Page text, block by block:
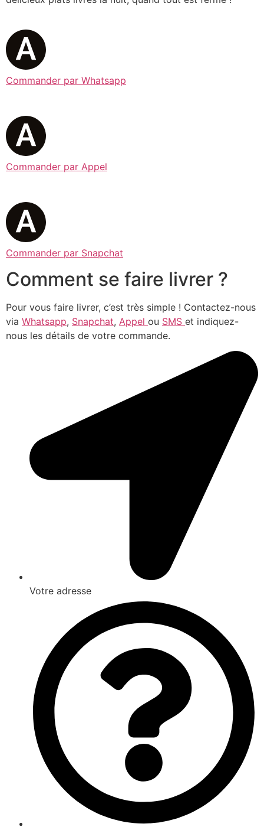
Commander par Whatsapp
Commander par Appel
Commander par Snapchat
Comment se faire livrer ?
Pour vous faire livrer, c’est très simple ! Contactez-nous
via Whatsapp, Snapchat, Appel ou SMS et indiquez-
nous les détails de votre commande.
Votre adresse